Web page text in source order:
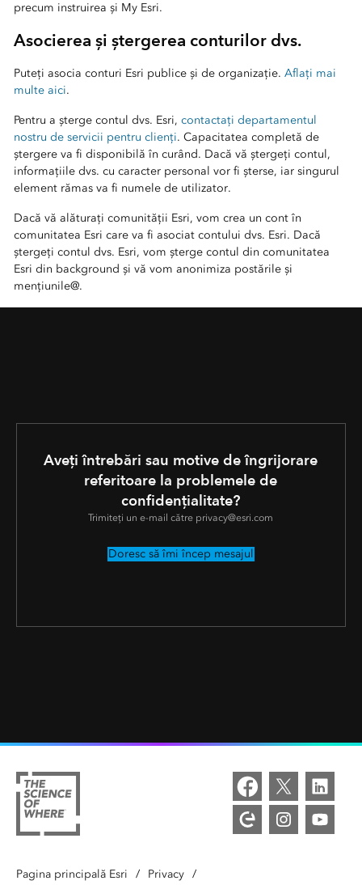
precum instruirea și My Esri.
Asocierea și ștergerea conturilor dvs.
Puteți asocia conturi Esri publice și de organizație. Aflați mai
multe aici.
Pentru a șterge contul dvs. Esri, contactați departamentul
nostru de servicii pentru clienți. Capacitatea completă de
ștergere va fi disponibilă în curând. Dacă vă ștergeți contul,
informațiile dvs. cu caracter personal vor fi șterse, iar singurul
element rămas va fi numele de utilizator.
Dacă vă alăturați comunității Esri, vom crea un cont în
comunitatea Esri care va fi asociat contului dvs. Esri. Dacă
ștergeți contul dvs. Esri, vom șterge contul din comunitatea
Esri din background și vă vom anonimiza postările și
mențiunile@.
Aveți întrebări sau motive de îngrijorare
referitoare la problemele de
confidențialitate?
Trimiteți un e-mail către privacy@esri.com
Doresc să îmi încep mesajul
Pagina principală Esri / Privacy /